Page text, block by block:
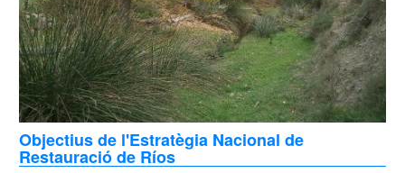
Objectius de l'Estratègia Nacional de
Restauració de Ríos